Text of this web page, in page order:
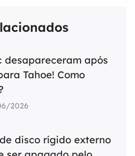
desapareceram após
Tahoe! Como
2026
disco rígido externo